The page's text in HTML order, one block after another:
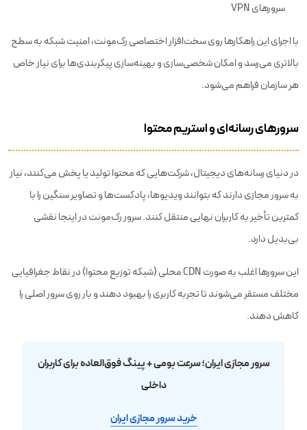
سرورهای VPN
با اجرای این راهکارها روی سخت‌افزار اختصاصی رک‌مونت، امنیت شبکه به سطح
بالاتری می‌رسد و امکان شخصی‌سازی و بهینه‌سازی پیکربندی‌ها برای نیاز خاص
هر سازمان فراهم می‌شود.
سرورهای رسانه‌ای و استریم محتوا
در دنیای رسانه‌های دیجیتال، شرکت‌هایی که محتوا تولید یا پخش می‌کنند، نیاز
به سرور مجازی دارند که بتوانند ویدیوها، پادکست‌ها و تصاویر سنگین را با
کمترین تأخیر به کاربران نهایی منتقل کنند. سرور رک‌مونت در اینجا نقشی
بی‌بدیل دارد.
این سرورها اغلب به صورت CDN محلی (شبکه توزیع محتوا) در نقاط جغرافیایی
مختلف مستقر می‌شوند تا تجربه کاربری را بهبود دهند و بار روی سرور اصلی را
کاهش دهند.
سرور مجازی ایران؛ سرعت بومی + پینگ فوق‌العاده برای کاربران
داخلی
خرید سرور مجازی ایران